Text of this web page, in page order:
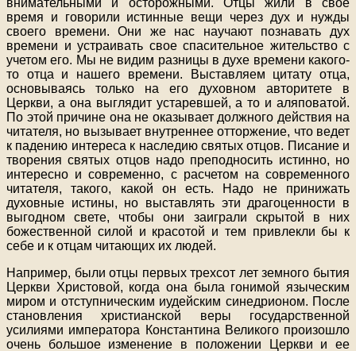
внимательными и осторожными. Отцы жили в свое
время и говорили истинные вещи через дух и нужды
своего времени. Они же нас научают познавать дух
времени и устраивать свое спасительное жительство с
учетом его. Мы не видим разницы в духе времени какого-
то отца и нашего времени. Выставляем цитату отца,
основываясь только на его духовном авторитете в
Церкви, а она выглядит устаревшей, а то и аляповатой.
По этой причине она не оказывает должного действия на
читателя, но вызывает внутреннее отторжение, что ведет
к падению интереса к наследию святых отцов. Писание и
творения святых отцов надо преподносить истинно, но
интересно и современно, с расчетом на современного
читателя, такого, какой он есть. Надо не принижать
духовные истины, но выставлять эти драгоценности в
выгодном свете, чтобы они заиграли скрытой в них
божественной силой и красотой и тем привлекли бы к
себе и к отцам читающих их людей.
Например, были отцы первых трехсот лет земного бытия
Церкви Христовой, когда она была гонимой языческим
миром и отступническим иудейским синедрионом. После
становления христианской веры государственной
усилиями императора Константина Великого произошло
очень большое изменение в положении Церкви и ее